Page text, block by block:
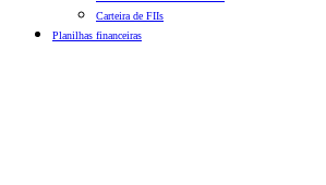
Carteira de FIIs
Planilhas financeiras